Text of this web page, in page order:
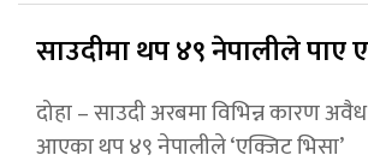
साउदीमा थप ४९ नेपालीले पाए
दोहा – साउदी अरबमा विभिन्न कारण
आएका थप ४९ नेपालीले ‘एक्जिट भिसा’